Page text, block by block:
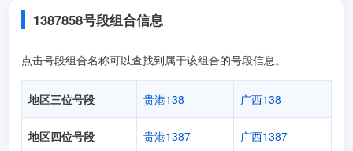
1387858号段组合信息
点击号段组合名称可以查找到属于该组合的号段信息。
地区三位号段 贵港138 广西138
地区四位号段 贵港1387 广西1387